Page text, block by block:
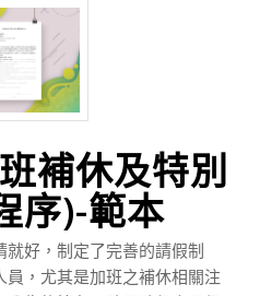
補休及特別
序)-範本
好，制定了完善的請假制
，尤其是加班之補休相關注